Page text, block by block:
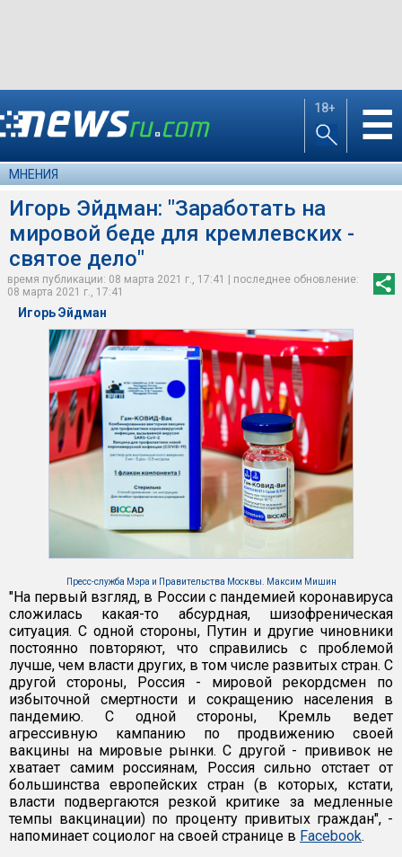
18+ ☰
МНЕНИЯ
Игорь Эйдман: "Заработать на
мировой беде для кремлевских -
святое дело"
время публикации: 08 марта 2021 г., 17:41 | последнее обновление:
08 марта 2021 г., 17:41
Игорь Эйдман
Пресс-служба Мэра и Правительства Москвы. Максим Мишин
"На первый взгляд, в России с пандемией коронавируса
сложилась какая-то абсурдная, шизофреническая
ситуация. С одной стороны, Путин и другие чиновники
постоянно повторяют, что справились с проблемой
лучше, чем власти других, в том числе развитых стран. С
другой стороны, Россия - мировой рекордсмен по
избыточной смертности и сокращению населения в
пандемию. С одной стороны, Кремль ведет
агрессивную кампанию по продвижению своей
вакцины на мировые рынки. С другой - прививок не
хватает самим россиянам, Россия сильно отстает от
большинства европейских стран (в которых, кстати,
власти подвергаются резкой критике за медленные
темпы вакцинации) по проценту привитых граждан", -
напоминает социолог на своей странице в Facebook.